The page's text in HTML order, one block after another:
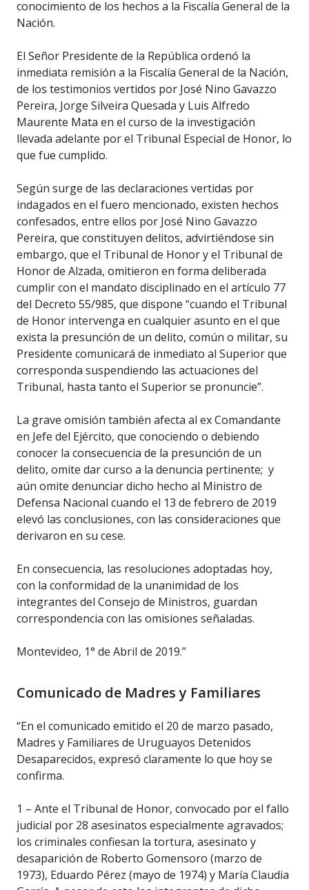
conocimiento de los hechos a la Fiscalía General de la
Nación.
El Señor Presidente de la República ordenó la
inmediata remisión a la Fiscalía General de la Nación,
de los testimonios vertidos por José Nino Gavazzo
Pereira, Jorge Silveira Quesada y Luis Alfredo
Maurente Mata en el curso de la investigación
llevada adelante por el Tribunal Especial de Honor, lo
que fue cumplido.
Según surge de las declaraciones vertidas por
indagados en el fuero mencionado, existen hechos
confesados, entre ellos por José Nino Gavazzo
Pereira, que constituyen delitos, advirtiéndose sin
embargo, que el Tribunal de Honor y el Tribunal de
Honor de Alzada, omitieron en forma deliberada
cumplir con el mandato disciplinado en el artículo 77
del Decreto 55/985, que dispone “cuando el Tribunal
de Honor intervenga en cualquier asunto en el que
exista la presunción de un delito, común o militar, su
Presidente comunicará de inmediato al Superior que
corresponda suspendiendo las actuaciones del
Tribunal, hasta tanto el Superior se pronuncie”.
La grave omisión también afecta al ex Comandante
en Jefe del Ejército, que conociendo o debiendo
conocer la consecuencia de la presunción de un
delito, omite dar curso a la denuncia pertinente; y
aún omite denunciar dicho hecho al Ministro de
Defensa Nacional cuando el 13 de febrero de 2019
elevó las conclusiones, con las consideraciones que
derivaron en su cese.
En consecuencia, las resoluciones adoptadas hoy,
con la conformidad de la unanimidad de los
integrantes del Consejo de Ministros, guardan
correspondencia con las omisiones señaladas.
Montevideo, 1° de Abril de 2019.”
Comunicado de Madres y Familiares
“En el comunicado emitido el 20 de marzo pasado,
Madres y Familiares de Uruguayos Detenidos
Desaparecidos, expresó claramente lo que hoy se
confirma.
1 – Ante el Tribunal de Honor, convocado por el fallo
judicial por 28 asesinatos especialmente agravados;
los criminales confiesan la tortura, asesinato y
desaparición de Roberto Gomensoro (marzo de
1973), Eduardo Pérez (mayo de 1974) y María Claudia